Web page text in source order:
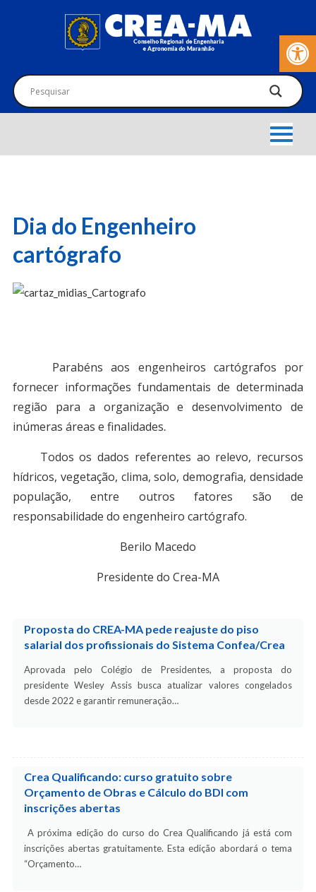
Barra de
Dia do Engenheiro
cartógrafo
Parabéns aos engenheiros cartógrafos por
fornecer informações fundamentais de determinada
região para a organização e desenvolvimento de
inúmeras áreas e finalidades.
Todos os dados referentes ao relevo, recursos
hídricos, vegetação, clima, solo, demografia, densidade
população, entre outros fatores são de
responsabilidade do engenheiro cartógrafo.
Berilo Macedo
Presidente do Crea-MA
Proposta do CREA-MA pede reajuste do piso
salarial dos profissionais do Sistema Confea/Crea
Aprovada pelo Colégio de Presidentes, a proposta do
presidente Wesley Assis busca atualizar valores congelados
desde 2022 e garantir remuneração…
Crea Qualificando: curso gratuito sobre
Orçamento de Obras e Cálculo do BDI com
inscrições abertas
A próxima edição do curso do Crea Qualificando já está com
inscrições abertas gratuitamente. Esta edição abordará o tema
“Orçamento…